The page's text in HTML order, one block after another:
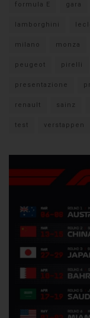
formula E gara
lamborghini
milano monza
peugeot pirelli
presentazione
renault sainz
test verstappen